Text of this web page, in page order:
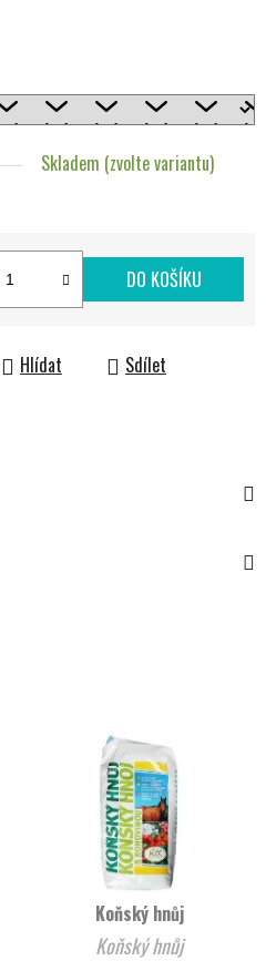
Skladem (zvolte variantu)
DO KOŠÍKU
Hlídat Sdílet
Koňský hnůj
Koňský hnůj